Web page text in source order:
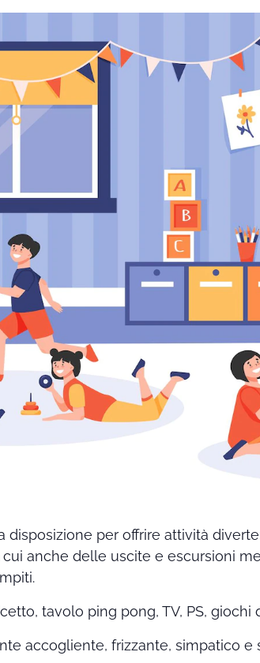
per offrire attività
anche delle uscite e escursioni
tavolo ping pong, TV, PS, giochi
accogliente, frizzante, simpatico